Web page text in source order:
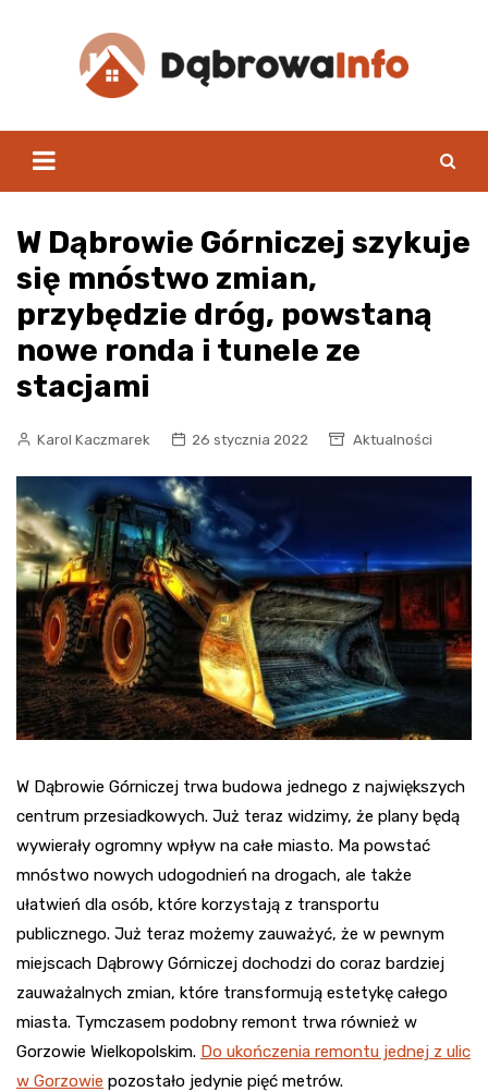
W Dąbrowie Górniczej szykuje
się mnóstwo zmian,
przybędzie dróg, powstaną
nowe ronda i tunele ze
stacjami
Karol Kaczmarek 26 stycznia 2022 Aktualności
W Dąbrowie Górniczej trwa budowa jednego z największych
centrum przesiadkowych. Już teraz widzimy, że plany będą
wywierały ogromny wpływ na całe miasto. Ma powstać
mnóstwo nowych udogodnień na drogach, ale także
ułatwień dla osób, które korzystają z transportu
publicznego. Już teraz możemy zauważyć, że w pewnym
miejscach Dąbrowy Górniczej dochodzi do coraz bardziej
zauważalnych zmian, które transformują estetykę całego
miasta. Tymczasem podobny remont trwa również w
Gorzowie Wielkopolskim. Do ukończenia remontu jednej z ulic
w Gorzowie pozostało jedynie pięć metrów.